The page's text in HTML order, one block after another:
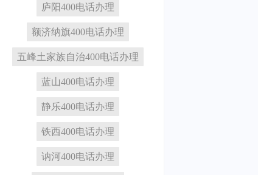
庐阳400电话办理
额济纳旗400电话办理
五峰土家族自治400电话办理
蓝山400电话办理
静乐400电话办理
铁西400电话办理
讷河400电话办理